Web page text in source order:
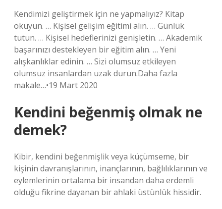
Kendimizi geliştirmek için ne yapmalıyız? Kitap
okuyun. … Kişisel gelişim eğitimi alın. … Günlük
tutun. … Kişisel hedeflerinizi genişletin. … Akademik
başarınızı destekleyen bir eğitim alın. … Yeni
alışkanlıklar edinin. … Sizi olumsuz etkileyen
olumsuz insanlardan uzak durun.Daha fazla
makale…•19 Mart 2020
Kendini beğenmiş olmak ne
demek?
Kibir, kendini beğenmişlik veya küçümseme, bir
kişinin davranışlarının, inançlarının, bağlılıklarının ve
eylemlerinin ortalama bir insandan daha erdemli
olduğu fikrine dayanan bir ahlaki üstünlük hissidir.